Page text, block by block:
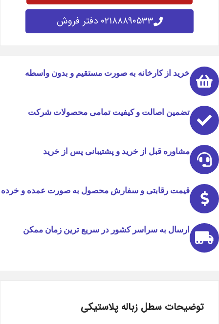
۰۲۱۸۸۸۹۰۵۳۳ دفتر فروش
خرید از کارخانه به صورت مستقیم و بدون واسطه
تضمین اصالت و کیفیت تمامی محصولات شرکت
مشاوره قبل از خرید و پشتیبانی پس از خرید
قیمت رقابتی و سفارش محصول به صورت عمده و خرده
ارسال به سراسر کشور در سریع ترین زمان ممکن
توضیحات سطل زباله پلاستیکی